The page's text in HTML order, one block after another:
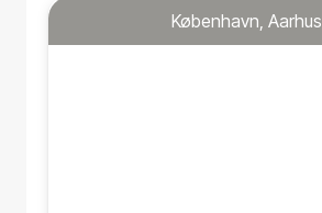
København, Aarhus